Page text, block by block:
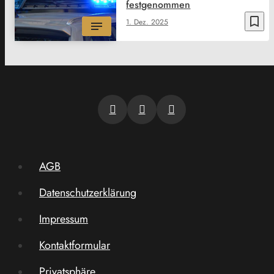
bookmark_border
1. Dez. 2025
festgenommen
AGB
Datenschutzerklärung
Impressum
Kontaktformular